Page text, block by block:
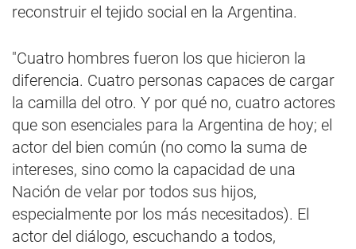
reconstruir el tejido social en la Argentina.
"Cuatro hombres fueron los que hicieron la
diferencia. Cuatro personas capaces de cargar
la camilla del otro. Y por qué no, cuatro actores
que son esenciales para la Argentina de hoy; el
actor del bien común (no como la suma de
intereses, sino como la capacidad de una
Nación de velar por todos sus hijos,
especialmente por los más necesitados). El
actor del diálogo, escuchando a todos,